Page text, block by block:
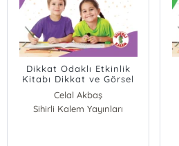
Dikkat Odaklı Etkinlik
Kitabı Dikkat ve Görsel
Algı Çalışması 5-6 Yaş
Celal Akbaş
Sihirli Kalem Yayınları